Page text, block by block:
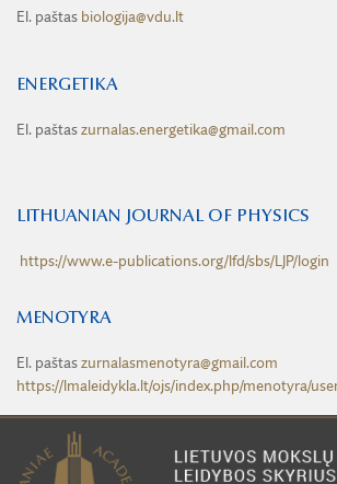
El. paštas biologija@vdu.lt
ENERGETIKA
El. paštas zurnalas.energetika@gmail.com
LITHUANIAN JOURNAL OF PHYSICS
https://www.e-publications.org/lfd/sbs/LJP/login
MENOTYRA
El. paštas zurnalasmenotyra@gmail.com
https://lmaleidykla.lt/ojs/index.php/menotyra/